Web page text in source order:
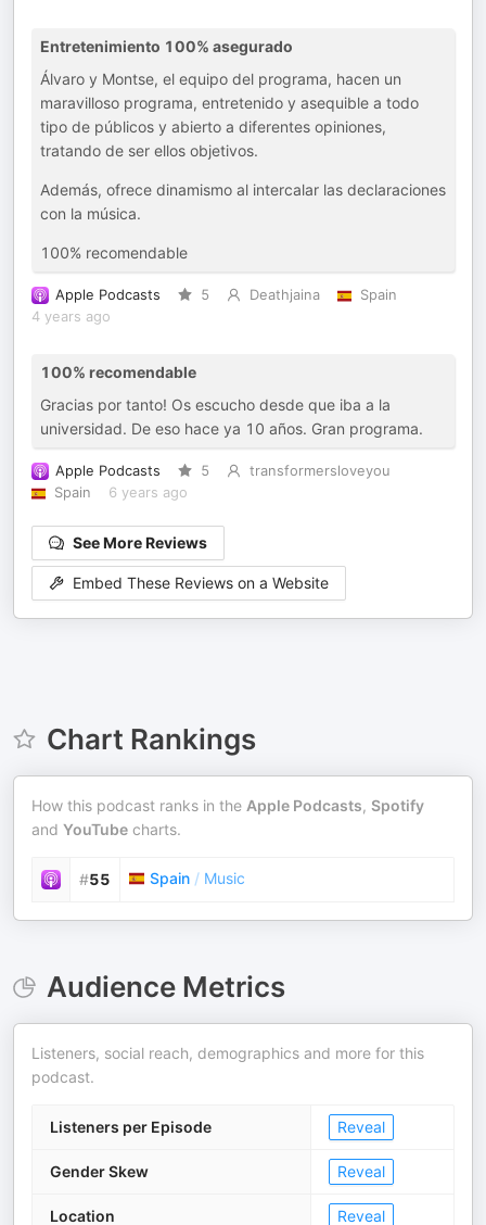
Entretenimiento 100% asegurado
Álvaro y Montse, el equipo del programa, hacen un
maravilloso programa, entretenido y asequible a todo
tipo de públicos y abierto a diferentes opiniones,
tratando de ser ellos objetivos.
Además, ofrece dinamismo al intercalar las declaraciones
con la música.
100% recomendable
Apple Podcasts 5 Deathjaina
Spain
4 years ago
100% recomendable
Gracias por tanto! Os escucho desde que iba a la
universidad. De eso hace ya 10 años. Gran programa.
Apple Podcasts 5
transformersloveyou
Spain
6 years ago
See More Reviews
Embed These Reviews on a Website
Chart Rankings
How this podcast ranks in the Apple Podcasts, Spotify
and YouTube charts.
#55 Spain / Music
Audience Metrics
Listeners, social reach, demographics and more for this
podcast.
Listeners per Episode Reveal
Gender Skew Reveal
Location Reveal